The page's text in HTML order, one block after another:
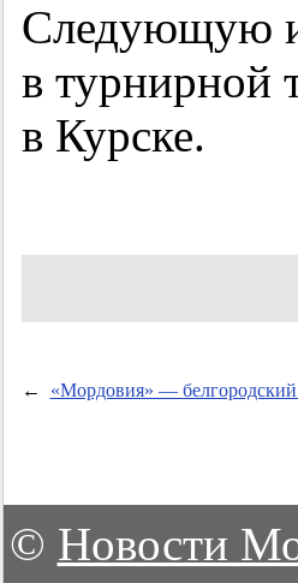
Следующую
в турнирной
в Курске.
← «Мордовия» —
© Новости